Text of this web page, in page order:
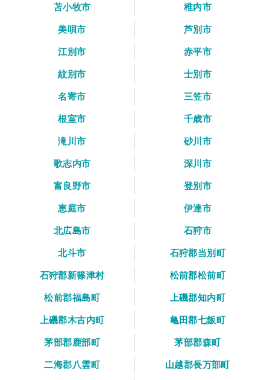
苫小牧市
稚内市
美唄市
芦別市
江別市
赤平市
紋別市
士別市
名寄市
三笠市
根室市
千歳市
滝川市
砂川市
歌志内市
深川市
富良野市
登別市
恵庭市
伊達市
北広島市
石狩市
北斗市
石狩郡当別町
石狩郡新篠津村
松前郡松前町
松前郡福島町
上磯郡知内町
上磯郡木古内町
亀田郡七飯町
茅部郡鹿部町
茅部郡森町
二海郡八雲町
山越郡長万部町